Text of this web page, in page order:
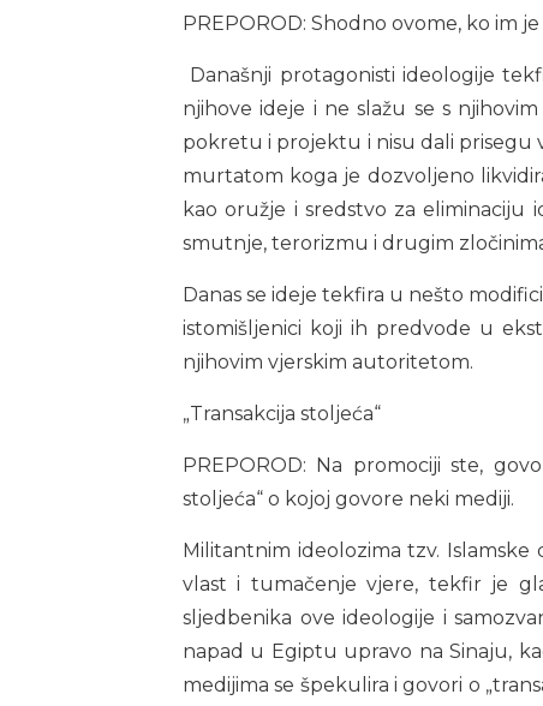
PREPOROD: Shodno ovome, ko im
Današnji protagonisti ideologije
njihove ideje i ne slažu se s
pokretu i projektu i nisu dali prisegu
murtatom koga je dozvoljeno
kao oružje i sredstvo za eliminaciju
smutnje, terorizmu i drugim
Danas se ideje tekfira u nešto
istomišljenici koji ih predvode u
njihovim vjerskim autoritetom.
„Transakcija stoljeća“
PREPOROD: Na promociji ste,
stoljeća“ o kojoj govore neki mediji.
Militantnim ideolozima tzv.
vlast i tumačenje vjere, tekfir je
sljedbenika ove ideologije i
napad u Egiptu upravo na Sinaju,
medijima se špekulira i govori o